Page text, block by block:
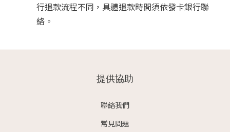
行退款流程不同，具體退款時間須依發卡銀行聯
絡。
提供協助
聯絡我們
常見問題